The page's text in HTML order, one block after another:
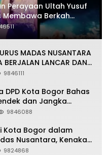
Perayaan Ultah Yusuf
Berkah
MADAS NUSANTARA
LANCAR DAN
9846111
DPD Kota Bogor Bahas
dan Jangka
9846088
Kota Bogor dalam
Nusantara, Kenakan
Simbol
9824868